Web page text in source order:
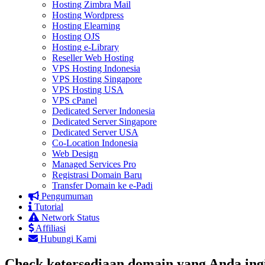
Hosting Zimbra Mail
Hosting Wordpress
Hosting Elearning
Hosting OJS
Hosting e-Library
Reseller Web Hosting
VPS Hosting Indonesia
VPS Hosting Singapore
VPS Hosting USA
VPS cPanel
Dedicated Server Indonesia
Dedicated Server Singapore
Dedicated Server USA
Co-Location Indonesia
Web Design
Managed Services Pro
Registrasi Domain Baru
Transfer Domain ke e-Padi
Pengumuman
Tutorial
Network Status
Affiliasi
Hubungi Kami